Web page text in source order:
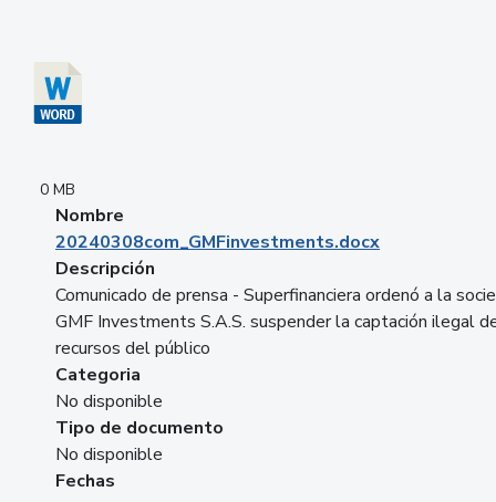
0 MB
Nombre
20240308com_GMFinvestments.docx
Descripción
Comunicado de prensa - Superfinanciera ordenó a la
GMF Investments S.A.S. suspender la captación ilegal
recursos del público
Categoria
No disponible
Tipo de documento
No disponible
Fechas